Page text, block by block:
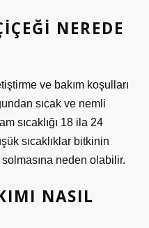
NEREDE
ve bakım koşulları
sıcak ve nemli
sıcaklığı 18 ila 24
sıcaklıklar bitkinin
solmasına neden olabilir.
NASIL